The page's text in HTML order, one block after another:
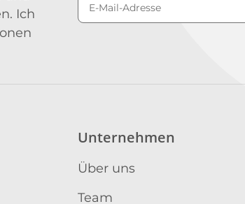
Ich
Unternehmen
Über uns
Team